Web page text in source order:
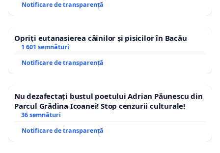
Notificare de transparență
Opriți eutanasierea câinilor și pisicilor în Bacău
1 601 semnături
Notificare de transparență
Nu dezafectați bustul poetului Adrian Păunescu din
Parcul Grădina Icoanei! Stop cenzurii culturale!
36 semnături
Notificare de transparență